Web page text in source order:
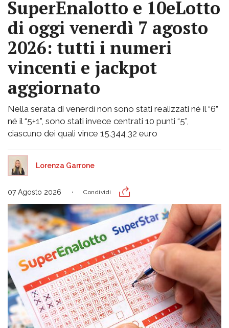
SuperEnalotto e 10eLotto
di oggi venerdì 7 agosto
2026: tutti i numeri
vincenti e jackpot
aggiornato
Nella serata di venerdì non sono stati realizzati né il “6”
né il “5+1”, sono stati invece centrati 10 punti “5”,
ciascuno dei quali vince 15.344,32 euro
Lorenza Garrone
07 Agosto 2026 Condividi